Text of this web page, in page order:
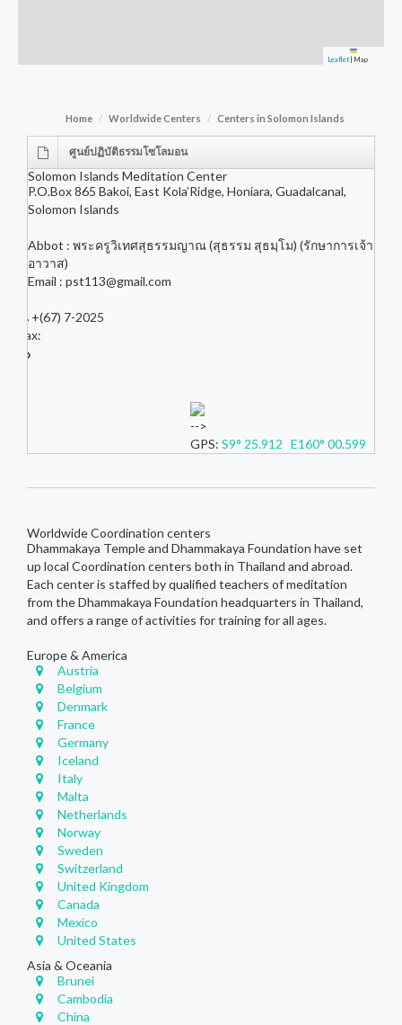
Leaflet Map
Home Worldwide Centers Centers in Solomon Islands
ศูนย์ปฏิบัติธรรมโซโลมอน
Solomon Islands Meditation Center
P.O.Box 865 Bakoi, East Kola’Ridge, Honiara, Guadalcanal,
Solomon Islands
Abbot : พระครูวิเทศสุธรรมญาณ (สุธรรม สุธมฺโม) (รักษาการเจ้า
อาวาส)
Email : pst113@gmail.com
+(67) 7-2025
Fax:
-->
GPS: S9° 25.912 E160° 00.599
Worldwide Coordination centers
Dhammakaya Temple and Dhammakaya Foundation have set
up local Coordination centers both in Thailand and abroad.
Each center is staffed by qualified teachers of meditation
from the Dhammakaya Foundation headquarters in Thailand,
and offers a range of activities for training for all ages.
Europe & America
Austria
Belgium
Denmark
France
Germany
Iceland
Italy
Malta
Netherlands
Norway
Sweden
Switzerland
United Kingdom
Canada
Mexico
United States
Asia & Oceania
Brunei
Cambodia
China